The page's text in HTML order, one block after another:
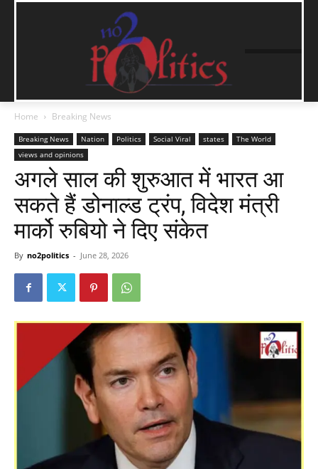
Home Breaking News
Breaking News Nation Politics Social Viral states
The World
views and opinions
अगले साल की शुरुआत में भारत आ
सकते हैं डोनाल्ड ट्रंप, विदेश मंत्री
मार्को रुबियो ने दिए संकेत
By no2politics - June 28, 2026